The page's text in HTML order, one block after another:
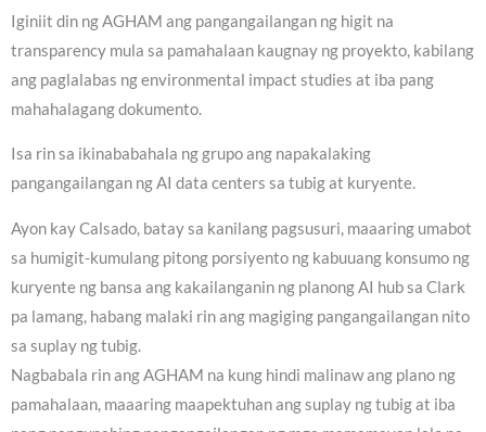
Iginiit din ng AGHAM ang pangangailangan ng higit na
transparency mula sa pamahalaan kaugnay ng proyekto, kabilang
ang paglalabas ng environmental impact studies at iba pang
mahahalagang dokumento.
Isa rin sa ikinababahala ng grupo ang napakalaking
pangangailangan ng AI data centers sa tubig at kuryente.
Ayon kay Calsado, batay sa kanilang pagsusuri, maaaring umabot
sa humigit-kumulang pitong porsiyento ng kabuuang konsumo ng
kuryente ng bansa ang kakailanganin ng planong AI hub sa Clark
pa lamang, habang malaki rin ang magiging pangangailangan nito
sa suplay ng tubig.
Nagbabala rin ang AGHAM na kung hindi malinaw ang plano ng
pamahalaan, maaaring maapektuhan ang suplay ng tubig at iba